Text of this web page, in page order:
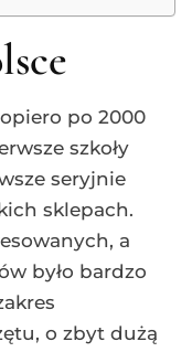
po 2000
szkoły
seryjnie
sklepach.
a
było bardzo
o zbyt dużą